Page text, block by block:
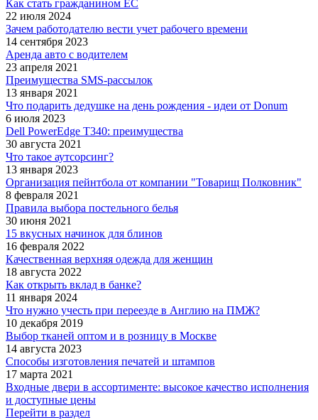
Как стать гражданином ЕС
22 июля 2024
Зачем работодателю вести учет рабочего времени
14 сентября 2023
Аренда авто с водителем
23 апреля 2021
Преимущества SMS-рассылок
13 января 2021
Что подарить дедушке на день рождения - идеи от Donum
6 июля 2023
Dell PowerEdge T340: преимущества
30 августа 2021
Что такое аутсорсинг?
13 января 2023
Организация пейнтбола от компании "Товарищ Полковник"
8 февраля 2021
Правила выбора постельного белья
30 июня 2021
15 вкусных начинок для блинов
16 февраля 2022
Качественная верхняя одежда для женщин
18 августа 2022
Как открыть вклад в банке?
11 января 2024
Что нужно учесть при переезде в Англию на ПМЖ?
10 декабря 2019
Выбор тканей оптом и в розницу в Москве
14 августа 2023
Способы изготовления печатей и штампов
17 марта 2021
Входные двери в ассортименте: высокое качество исполнения
и доступные цены
Перейти в раздел